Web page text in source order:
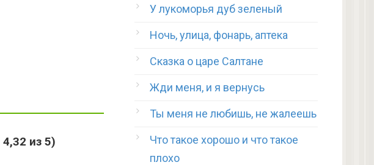
4,32 из 5)
У лукоморья дуб зеленый
Ночь, улица, фонарь, аптека
Сказка о царе Салтане
Жди меня, и я вернусь
Ты меня не любишь, не жалеешь
Что такое хорошо и что такое
плохо